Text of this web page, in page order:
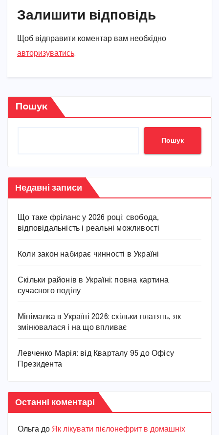
Залишити відповідь
Щоб відправити коментар вам необхідно
авторизуватись.
Пошук
Пошук
Недавні записи
Що таке фріланс у 2026 році: свобода,
відповідальність і реальні можливості
Коли закон набирає чинності в Україні
Скільки районів в Україні: повна картина
сучасного поділу
Мінімалка в Україні 2026: скільки платять, як
змінювалася і на що впливає
Левченко Марія: від Кварталу 95 до Офісу
Президента
Останні коментарі
Ольга до Як лікувати пієлонефрит в домашніх